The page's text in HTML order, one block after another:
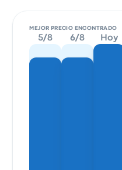
MEJOR PRECIO ENCONTRADO
5/8 6/8 Hoy